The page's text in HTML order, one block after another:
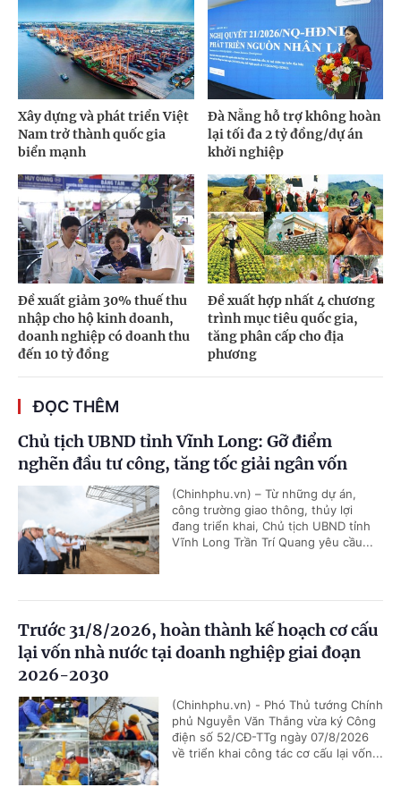
Xây dựng và phát triển Việt
Nam trở thành quốc gia
biển mạnh
Đà Nẵng hỗ trợ không hoàn
lại tối đa 2 tỷ đồng/dự án
khởi nghiệp
Đề xuất giảm 30% thuế thu
nhập cho hộ kinh doanh,
doanh nghiệp có doanh thu
đến 10 tỷ đồng
Đề xuất hợp nhất 4 chương
trình mục tiêu quốc gia,
tăng phân cấp cho địa
phương
ĐỌC THÊM
Chủ tịch UBND tỉnh Vĩnh Long: Gỡ điểm
nghẽn đầu tư công, tăng tốc giải ngân vốn
(Chinhphu.vn) – Từ những dự án,
công trường giao thông, thủy lợi
đang triển khai, Chủ tịch UBND tỉnh
Vĩnh Long Trần Trí Quang yêu cầu...
Trước 31/8/2026, hoàn thành kế hoạch cơ cấu
lại vốn nhà nước tại doanh nghiệp giai đoạn
2026-2030
(Chinhphu.vn) - Phó Thủ tướng Chính
phủ Nguyễn Văn Thắng vừa ký Công
điện số 52/CĐ-TTg ngày 07/8/2026
về triển khai công tác cơ cấu lại vốn...